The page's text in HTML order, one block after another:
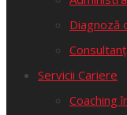
Diagnoză
Servicii Cariere
Coaching